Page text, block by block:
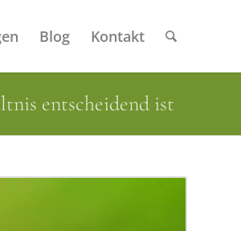
Blog Kontakt
entscheidend ist